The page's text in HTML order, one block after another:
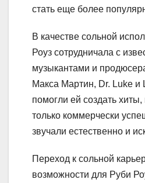
стать еще более
В качестве сольной
Роуз сотрудничала с
музыкантами и
Макса Мартин, Dr. Luke
помогли ей создать
только коммерчески
звучали естественно и
Переход к сольной
возможности для Руби